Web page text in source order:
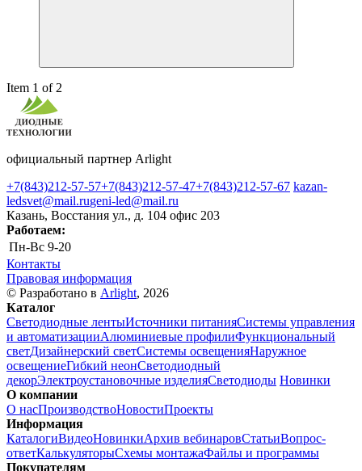
Item 1 of 2
официальный партнер Arlight
+7(843)212-57-57+7(843)212-57-47+7(843)212-57-67 kazan-
ledsvet@mail.rugeni-led@mail.ru
Казань, Восстания ул., д. 104 офис 203
Работаем:
Пн-Вс 9-20
Контакты
Правовая информация
© Разработано в Arlight, 2026
Каталог
Светодиодные лентыИсточники питанияСистемы управления
и автоматизацииАлюминиевые профилиФункциональный
светДизайнерский светСистемы освещенияНаружное
освещениеГибкий неонСветодиодный
декорЭлектроустановочные изделияСветодиоды Новинки
О компании
О насПроизводствоНовостиПроекты
Информация
КаталогиВидеоНовинкиАрхив вебинаровСтатьиВопрос-
ответКалькуляторыСхемы монтажаФайлы и программы
Покупателям